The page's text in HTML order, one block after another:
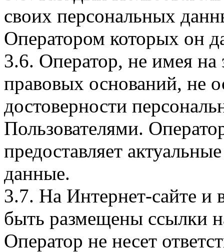
своих персональных
Оператором которых он
3.6. Оператор, не имея
правовых оснований, не
достоверности
Пользователями.
предоставляет
данные.
3.7. На Интернет-сайте
быть размещены ссылки
Оператор не несет